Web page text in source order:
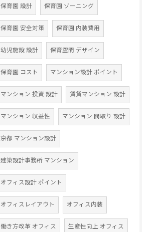
保育園 設計 保育園 ゾーニング
保育園 安全対策 保育園 内装費用
幼児施設 設計 保育空間 デザイン
保育園 コスト マンション設計 ポイント
マンション 投資 設計 賃貸マンション 設計
マンション 収益性 マンション 間取り 設計
京都 マンション設計
建築設計事務所 マンション
オフィス設計 ポイント
オフィスレイアウト オフィス内装
働き方改革 オフィス 生産性向上 オフィス